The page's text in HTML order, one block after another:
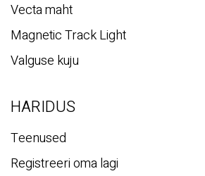
Vecta maht
Magnetic Track Light
Valguse kuju
HARIDUS
Teenused
Registreeri oma lagi